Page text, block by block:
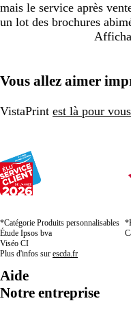
mais le service après
un lot des brochures
Vous allez aimer
VistaPrint est là pour
*Catégorie Produits personnalisables
Étude Ipsos bva
Viséo CI
Plus d'infos sur escda.fr
Aide
Notre entreprise